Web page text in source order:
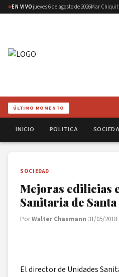
EN VIVO jueves 6 de agosto de 2026Mar
ÚLTIMO MOMENTO
INICIO POLITICA
SOCIEDAD
Mejoras edilicias
Sanitaria de
PorWalter Chasmann·31/05/2018·
El director de Unidades